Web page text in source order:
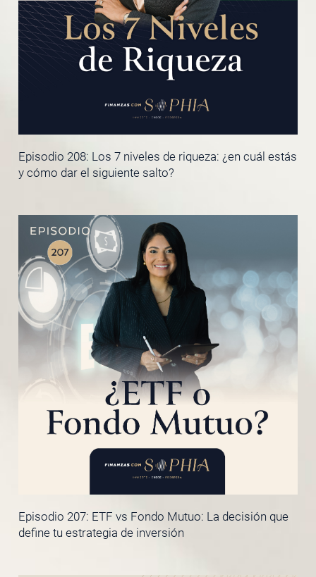
Episodio 208: Los 7 niveles de riqueza: ¿en cuál estás
y cómo dar el siguiente salto?
Episodio 207: ETF vs Fondo Mutuo: La decisión que
define tu estrategia de inversión